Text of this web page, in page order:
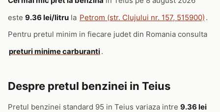
este 9.36 lei/litru la Petrom (str. Clujului nr. 157, 515900) .
Pentru pretul minim in fiecare judet din Romania consulta
preturi minime carburanti.
Despre pretul benzinei in Teius
Pretul benzinei standard 95 in Teius variaza intre 9.36 lei